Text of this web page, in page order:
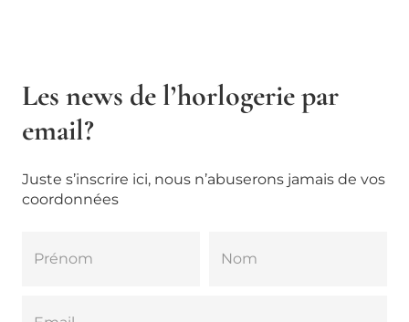
Les news de l’horlogerie par
email?
Juste s’inscrire ici, nous n’abuserons jamais de vos
coordonnées